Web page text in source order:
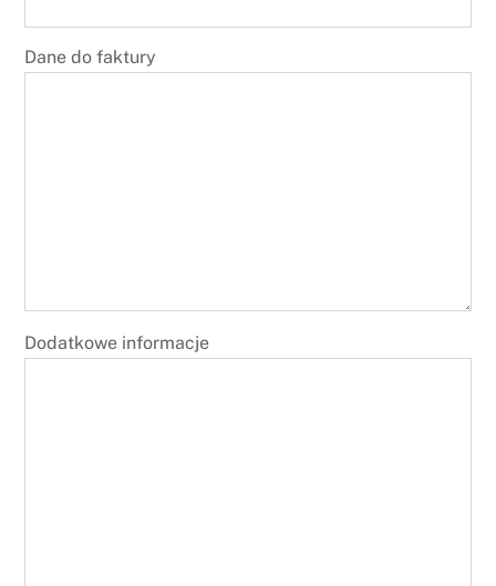
Dane do faktury
Dodatkowe informacje